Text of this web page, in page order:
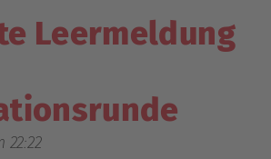
Leermeldung
22:22